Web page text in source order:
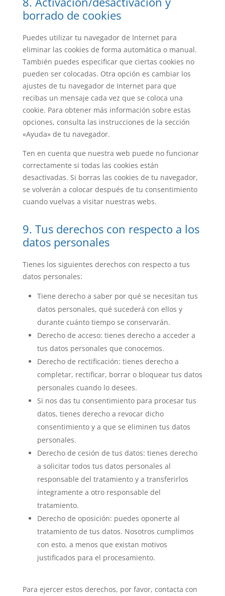
borrado de cookies
Puedes utilizar tu navegador de Internet para
eliminar las cookies de forma automática o manual.
También puedes especificar que ciertas cookies no
pueden ser colocadas. Otra opción es cambiar los
ajustes de tu navegador de Internet para que
recibas un mensaje cada vez que se coloca una
cookie. Para obtener más información sobre estas
opciones, consulta las instrucciones de la sección
«Ayuda» de tu navegador.
Ten en cuenta que nuestra web puede no funcionar
correctamente si todas las cookies están
desactivadas. Si borras las cookies de tu navegador,
se volverán a colocar después de tu consentimiento
cuando vuelvas a visitar nuestras webs.
9. Tus derechos con respecto a los
datos personales
Tienes los siguientes derechos con respecto a tus
datos personales:
Tiene derecho a saber por qué se necesitan tus
datos personales, qué sucederá con ellos y
durante cuánto tiempo se conservarán.
Derecho de acceso: tienes derecho a acceder a
tus datos personales que conocemos.
Derecho de rectificación: tienes derecho a
completar, rectificar, borrar o bloquear tus datos
personales cuando lo desees.
Si nos das tu consentimiento para procesar tus
datos, tienes derecho a revocar dicho
consentimiento y a que se eliminen tus datos
personales.
Derecho de cesión de tus datos: tienes derecho
a solicitar todos tus datos personales al
responsable del tratamiento y a transferirlos
íntegramente a otro responsable del
tratamiento.
Derecho de oposición: puedes oponerte al
tratamiento de tus datos. Nosotros cumplimos
con esto, a menos que existan motivos
justificados para el procesamiento.
Para ejercer estos derechos, por favor, contacta con